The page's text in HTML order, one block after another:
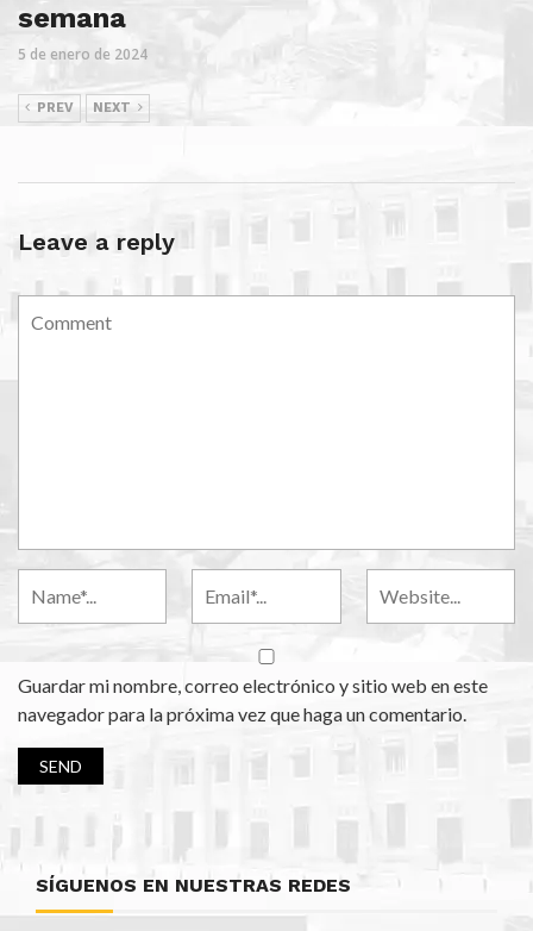
semana
5 de enero de 2024
PREV NEXT
Leave a reply
Guardar mi nombre, correo electrónico y sitio web en este
navegador para la próxima vez que haga un comentario.
SÍGUENOS EN NUESTRAS REDES